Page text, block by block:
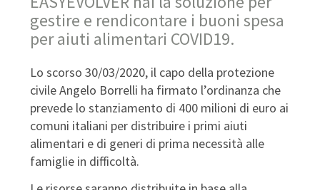
gestire e rendicontare i buoni spesa
per aiuti alimentari COVID19.
Lo scorso 30/03/2020, il capo della protezione
civile Angelo Borrelli ha firmato l’ordinanza che
prevede lo stanziamento di 400 milioni di euro ai
comuni italiani per distribuire i primi aiuti
alimentari e di generi di prima necessità alle
famiglie in difficoltà.